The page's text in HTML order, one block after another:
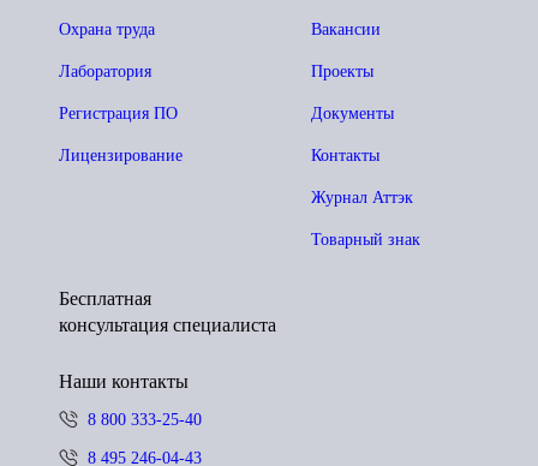
Вакансии
Проекты
Документы
Контакты
Журнал Аттэк
Товарный знак
Охрана труда
Лаборатория
Регистрация ПО
Лицензирование
Бесплатная
консультация специалиста
Наши контакты
8 800 333-25-40
8 495 246-04-43